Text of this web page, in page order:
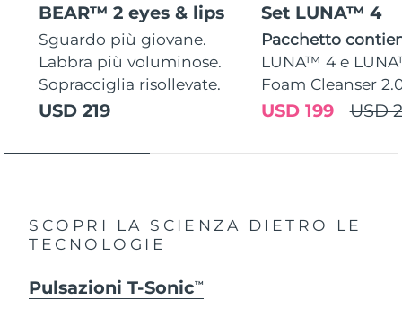
BEAR™ 2 eyes & lips
Sguardo più giovane.
Labbra più voluminose.
Sopracciglia risollevate.
USD 219
Set LUNA™ 4
Pacchetto
LUNA™ 4 e
Foam Cleanser
USD
USD 199
SCOPRI LA SCIENZA DIETRO LE
TECNOLOGIE
Pulsazioni T-SonicTM